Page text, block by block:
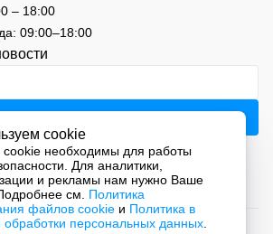
– 18:00
09:00–18:00
вы соглашаетесь с
персональных данных
cookie
cookie необходимы для работы
Для аналитики,
и рекламы нам нужно Ваше
см. Политика
файлов cookie и Политика в
персональных данных